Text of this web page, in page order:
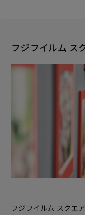
フジフイルム ス
フジフイルム スクエ